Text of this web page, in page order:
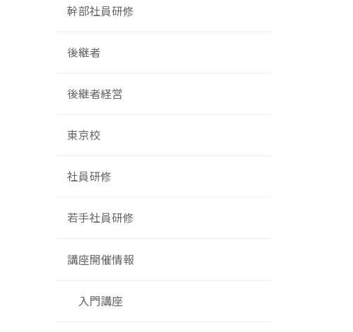
幹部社員研修
後継者
後継者経営
東京校
社員研修
若手社員研修
講座開催情報
入門講座